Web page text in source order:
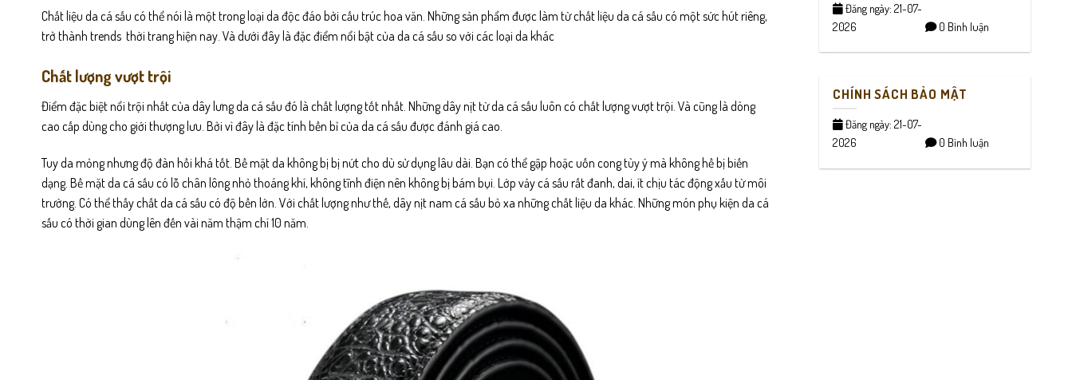
Chất liệu da cá sấu có thể nói là một trong loại da độc đáo bởi cấu trúc hoa văn. Những sản phẩm được làm từ chất liệu da cá sấu có một sức hút riêng,
trở thành trends thời trang hiện nay. Và dưới đây là đặc điểm nổi bật của da cá sấu so với các loại da khác
Chất lượng vượt trội
Điểm đặc biệt nổi trội nhất của dây lưng da cá sấu đó là chất lượng tốt nhất. Những dây nịt từ da cá sấu luôn có chất lượng vượt trội. Và cũng là dòng
cao cấp dùng cho giới thượng lưu. Bởi vì đây là đặc tính bền bỉ của da cá sấu được đánh giá cao.
Tuy da mỏng nhưng độ đàn hồi khá tốt. Bề mặt da không bị bị nứt cho dù sử dụng lâu dài. Bạn có thể gập hoặc uốn cong tùy ý mà không hề bị biến
dạng. Bề mặt da cá sấu có lỗ chân lông nhỏ thoáng khí, không tĩnh điện nên không bị bám bụi. Lớp vảy cá sấu rất đanh, dai, ít chịu tác động xấu từ môi
trường. Có thể thấy chất da cá sấu có độ bền lớn. Với chất lượng như thế, dây nịt nam cá sấu bỏ xa những chất liệu da khác. Những món phụ kiện da cá
sấu có thời gian dùng lên đến vài năm thậm chí 10 năm.
Đăng ngày: 21-07-
2026
0 Bình luận
CHÍNH SÁCH BẢO MẬT
Đăng ngày: 21-07-
2026
0 Bình luận